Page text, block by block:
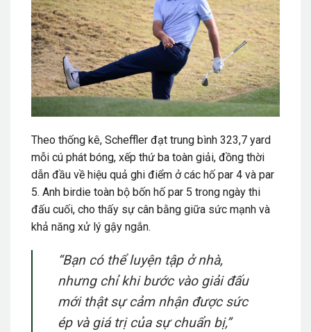
Theo thống kê, Scheffler đạt trung bình 323,7 yard
mỗi cú phát bóng, xếp thứ ba toàn giải, đồng thời
dẫn đầu về hiệu quả ghi điểm ở các hố par 4 và par
5. Anh birdie toàn bộ bốn hố par 5 trong ngày thi
đấu cuối, cho thấy sự cân bằng giữa sức mạnh và
khả năng xử lý gậy ngắn.
“Bạn có thể luyện tập ở nhà,
nhưng chỉ khi bước vào giải đấu
mới thật sự cảm nhận được sức
ép và giá trị của sự chuẩn bị,”